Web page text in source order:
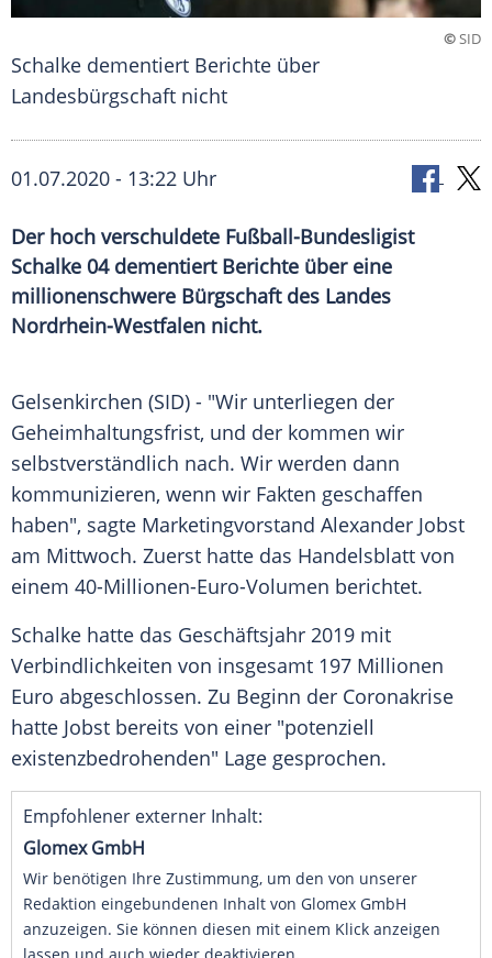
©SID
Schalke dementiert Berichte über
Landesbürgschaft nicht
01.07.2020 - 13:22 Uhr
Der hoch verschuldete Fußball-Bundesligist
Schalke 04 dementiert Berichte über eine
millionenschwere Bürgschaft des Landes
Nordrhein-Westfalen nicht.
Gelsenkirchen (SID) - "Wir unterliegen der
Geheimhaltungsfrist, und der kommen wir
selbstverständlich nach. Wir werden dann
kommunizieren, wenn wir Fakten geschaffen
haben", sagte Marketingvorstand Alexander Jobst
am Mittwoch. Zuerst hatte das Handelsblatt von
einem 40-Millionen-Euro-Volumen berichtet.
Schalke hatte das Geschäftsjahr 2019 mit
Verbindlichkeiten von insgesamt 197 Millionen
Euro abgeschlossen. Zu Beginn der Coronakrise
hatte Jobst bereits von einer "potenziell
existenzbedrohenden" Lage gesprochen.
Empfohlener externer Inhalt:
Glomex GmbH
Wir benötigen Ihre Zustimmung, um den von unserer
Redaktion eingebundenen Inhalt von Glomex GmbH
anzuzeigen. Sie können diesen mit einem Klick anzeigen